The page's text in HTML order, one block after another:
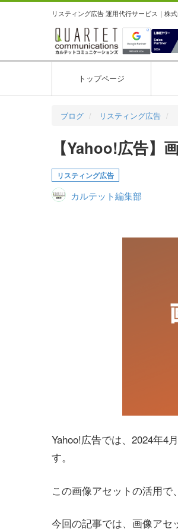
リスティング広告 運用代行サービス｜株
トップページ
ブログ リスティング広告
【Yahoo!広告】
リスティング広告
カルテット編集部
Yahoo!広告では、2024年4
す。
この画像アセットの活用で
今回の記事では、画像アセ